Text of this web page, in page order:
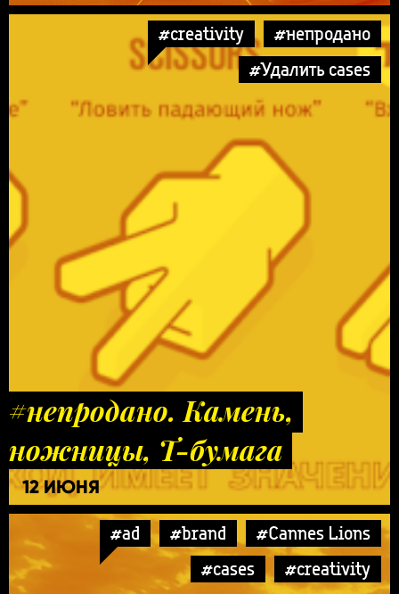
#creativity
#непродано
#Удалить cases
#непродано. Камень,
ножницы, Т-бумага
12 ИЮНЯ
#ad #brand
#Cannes Lions
#cases
#creativity